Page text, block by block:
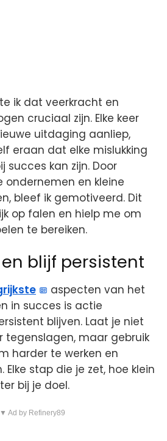
ik dat veerkracht en
cruciaal zijn. Elke keer
uitdaging aanliep,
eraan dat elke mislukking
succes kan zijn. Door
en kleine
bleef ik gemotiveerd. Dit
op falen en hielp me om
te bereiken.
blijf persistent
aspecten van het
in succes is actie
blijven. Laat je niet
tegenslagen, maar gebruik
harder te werken en
stap die je zet, hoe klein
bij je doel.
▼ Ad by Refinery89